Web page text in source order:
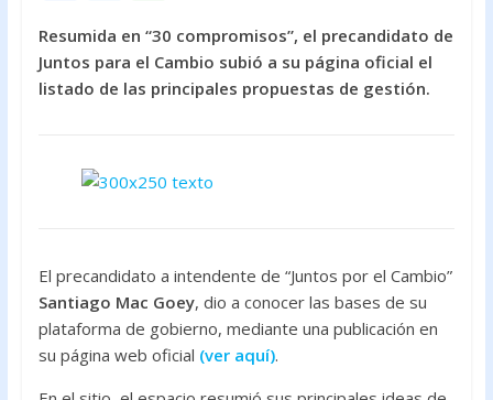
ac
e
b
o
k
itt
er
at
s
p
Resumida en “30 compromisos”, el precandidato de
Juntos para el Cambio subió a su página oficial el
listado de las principales propuestas de gestión.
El precandidato a intendente de “Juntos por el Cambio”
Santiago Mac Goey, dio a conocer las bases de su
plataforma de gobierno, mediante una publicación en
su página web oficial (ver aquí).